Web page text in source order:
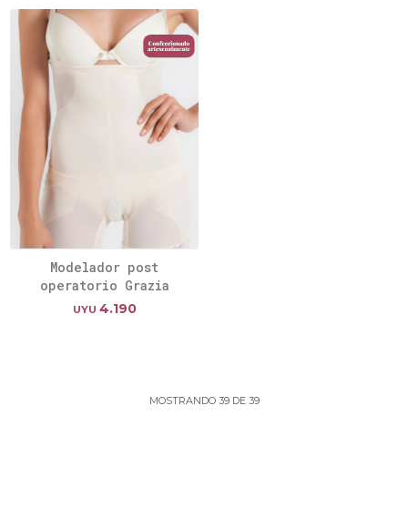
Modelador post
operatorio Grazia
UYU 4.190
MOSTRANDO 39DE 39